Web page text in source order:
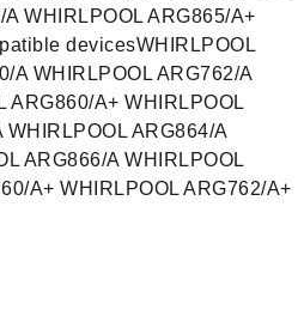
WHIRLPOOL ARG865/A+
devicesWHIRLPOOL
A WHIRLPOOL ARG762/A
ARG860/A+ WHIRLPOOL
ARG864/A
ARG866/A WHIRLPOOL
A+ WHIRLPOOL ARG762/A+